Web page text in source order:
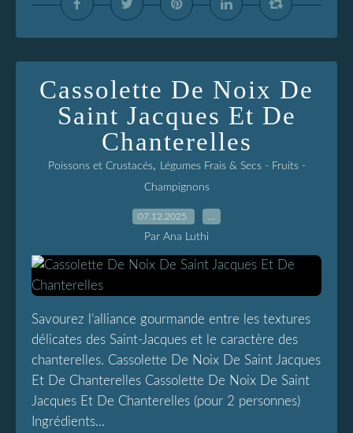
Cassolette De Noix De
Saint Jacques Et De
Chanterelles
Poissons et Crustacés, Légumes Frais & Secs - Fruits -
Champignons
07.12.2025
Par Ana Luthi
Savourez l’alliance gourmande entre les textures
délicates des Saint-Jacques et le caractère des
chanterelles. Cassolette De Noix De Saint Jacques
Et De Chanterelles Cassolette De Noix De Saint
Jacques Et De Chanterelles (pour 2 personnes)
Ingrédients...